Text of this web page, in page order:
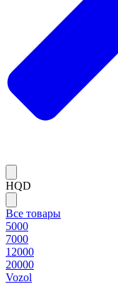
HQD
Все товары
5000
7000
12000
20000
Vozol